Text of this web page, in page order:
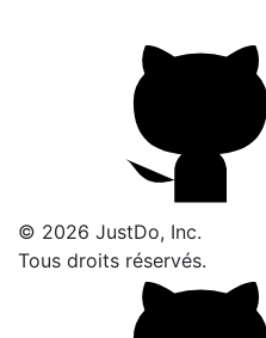
© 2026 JustDo, Inc.
Tous droits réservés.